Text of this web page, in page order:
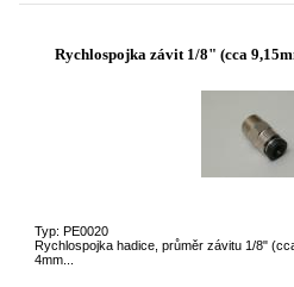
Rychlospojka závit 1/8" (cca
Typ: PE0020
Rychlospojka hadice, průměr závitu 1/8"
4mm...